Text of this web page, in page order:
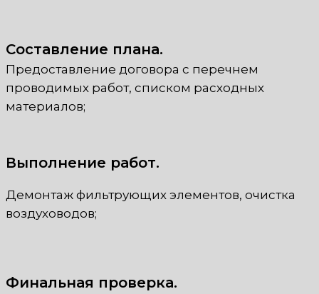
Составление плана.
Предоставление договора с перечнем
проводимых работ, списком расходных
материалов;
Выполнение работ.
Демонтаж фильтрующих элементов, очистка
воздуховодов;
Финальная проверка.